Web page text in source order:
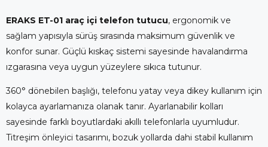
ERAKS ET-01 araç içi telefon tutucu, ergonomik ve
sağlam yapısıyla sürüş sırasında maksimum güvenlik ve
konfor sunar. Güçlü kıskaç sistemi sayesinde havalandırma
ızgarasına veya uygun yüzeylere sıkıca tutunur.
360° dönebilen başlığı, telefonu yatay veya dikey kullanım için
kolayca ayarlamanıza olanak tanır. Ayarlanabilir kolları
sayesinde farklı boyutlardaki akıllı telefonlarla uyumludur.
Titreşim önleyici tasarımı, bozuk yollarda dahi stabil kullanım